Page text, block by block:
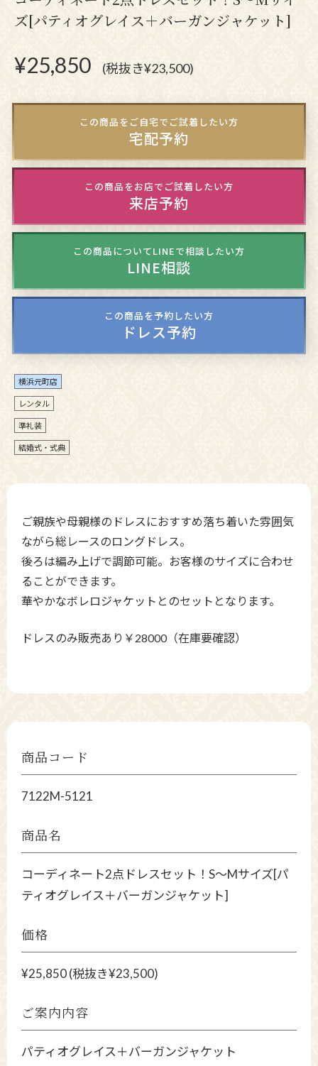
ズ[パティオグレイス＋バーガンジャケット]
¥25,850 (税抜き¥23,500)
この商品をご自宅でご試着したい方
宅配予約
この商品をお店でご試着したい方
来店予約
この商品についてLINEで相談したい方
LINE相談
この商品を予約したい方
ドレス予約
横浜元町店
レンタル
準礼装
結婚式・式典
ご親族や母親様のドレスにおすすめ落ち着いた雰囲気
ながら総レースのロングドレス。
後ろは編み上げで調節可能。お客様のサイズに合わせ
ることができます。
華やかなボレロジャケットとのセットとなります。
ドレスのみ販売あり￥28000（在庫要確認）
商品コード
7122M-5121
商品名
コーディネート2点ドレスセット！S～Mサイズ[パ
ティオグレイス＋バーガンジャケット]
価格
¥25,850 (税抜き¥23,500)
ご案内内容
パティオグレイス＋バーガンジャケット